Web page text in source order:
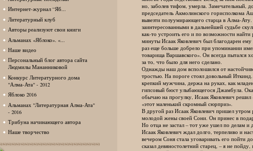
Интернет-журнал “Яб...
Литературный клуб
Авторы реализуют свои книги
Альманах «Яблоко». «...
Наше видео
Персональный блог автора сайта
Людмилы Мананниковой
Конкурс Литературного дома
"Алма-Ата" - 2012
Яблоко 2016
Альманах "Литературная Алма-Ата"
- 2016
Трибуна начинающего автора
Наше творчество
но, заболев тифом, умерла. Замечательный,
председатель Акмолинского горисполкома
вывезти полуумирающего старца в Алма-Ату. И
заинтересованными в дальнейшей судьбе
как-то устроить его и по возможности найти
минуты Исаак Яковлевич был благодарен ему за
раз еще больше добрело при упоминании имени
товарища Варшавского». Он всегда пытался
за то, что было для него сделано.
Однажды наш дом всполошился от
тростью. На пороге стоял довольный Иткинд.
крепкий мужчина, держа на руках, как
гипсовый бюст улыбающегося Джамбула.
обычаю на прогулку, Исаак Яковлевич решил
«этот маленький скромный сюрприз».
В другой раз Исаак Яковлевич пришел утром
молодой жены своей Сони. Он принес в
Но отца не застал – тот уже ушел по делам и до
Исаак Яковлевич ждал долго, терпеливо и
вечером Соня стала уговаривать его пойти
сказал девяностолетний старец, – я не пойду,